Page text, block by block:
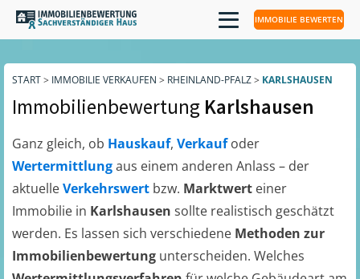
IMMOBILIE BEWERTEN
START> IMMOBILIE VERKAUFEN > RHEINLAND-PFALZ> KARLSHAUSEN
Immobilienbewertung Karlshausen
Ganz gleich, ob Hauskauf, Verkaufoder
Wertermittlungaus einem anderen Anlass – der
aktuelleVerkehrswert bzw. Marktwert einer
Immobilie in Karlshausen sollte realistisch geschätzt
werden. Es lassen sich verschiedene Methoden zur
Immobilienbewertung unterscheiden. Welches